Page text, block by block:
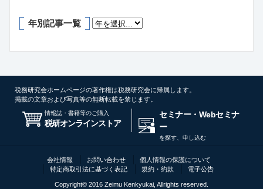
年別記事一覧
税務研究会ホームページの著作権は税務研究会に帰属します。
掲載の文章および写真等の無断転載を禁じます。
情報誌・書籍等のご購入
税研オンラインストア
セミナー・Webセミナ
ー
を探す、申し込む
会社情報 お問い合わせ
個人情報の保護について
特定商取引法に基づく表記
規約・約款 電子公告
Copyright© 2016 Zeimu Kenkyukai, Allrights reserved.